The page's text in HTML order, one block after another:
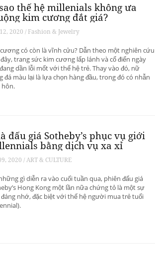
thế hệ millenials không ưa
kim cương đắt giá?
2020 / Fashion & Jewelry
có còn là vĩnh cửu? Dẫn theo một nghiên cứu
trang sức kim cương lấp lánh và cổ điển ngày
dần lỗi mốt với thế hệ trẻ. Thay vào đó, nữ
đá màu lại là lựa chọn hàng đầu, trong đó có nhẫn
hôn.
đấu giá Sotheby’s phục vụ giới
bằng dịch vụ xa xỉ
2020 / ART & CULTURE
gì diễn ra vào cuối tuần qua, phiên đấu giá
Hong Kong một lần nữa chứng tỏ là một sự
đáng nhớ, đặc biệt với thế hệ người mua trẻ tuổi